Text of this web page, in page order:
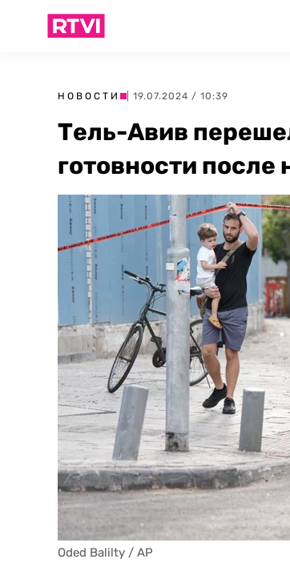
НОВОСТИ | 19.07.2024 / 10:39
Тель-Авив
готовности
Oded Balilty / AP